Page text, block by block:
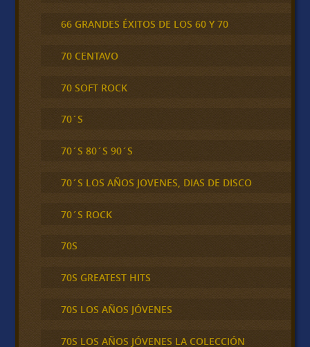
66 GRANDES ÉXITOS DE LOS 60 Y 70
70 CENTAVO
70 SOFT ROCK
70´S
70´S 80´S 90´S
70´S LOS AÑOS JOVENES, DIAS DE DISCO
70´S ROCK
70S
70S GREATEST HITS
70S LOS AÑOS JÓVENES
70S LOS AÑOS JÓVENES LA COLECCIÓN